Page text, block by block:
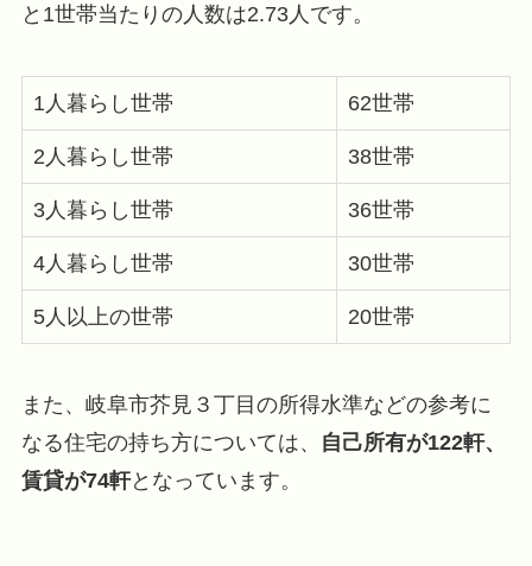
と1世帯当たりの人数は2.73人です。
1人暮らし世帯 62世帯
2人暮らし世帯 38世帯
3人暮らし世帯 36世帯
4人暮らし世帯 30世帯
5人以上の世帯 20世帯
また、岐阜市芥見３丁目の所得水準などの参考に
なる住宅の持ち方については、
自己所有が122軒、
賃貸が74軒となっています。